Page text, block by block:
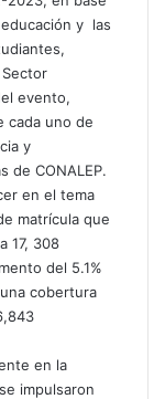
y las
evento,
cada uno de
y
de CONALEP.
en el tema
matrícula que
17, 308
del 5.1%
cobertura
en la
impulsaron